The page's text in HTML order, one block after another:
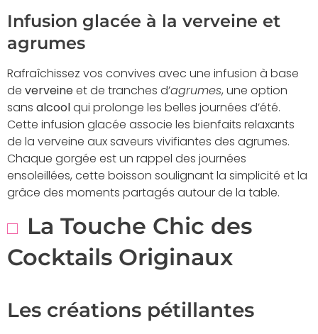
Infusion glacée à la verveine et
agrumes
Rafraîchissez vos convives avec une infusion à base
de verveineet de tranches d’agrumes, une option
sans alcoolqui prolonge les belles journées d’été.
Cette infusion glacée associe les bienfaits relaxants
de la verveine aux saveurs vivifiantes des agrumes.
Chaque gorgée est un rappel des journées
ensoleillées, cette boisson soulignant la simplicité et la
grâce des moments partagés autour de la table.
La Touche Chic des
Cocktails Originaux
Les créations pétillantes